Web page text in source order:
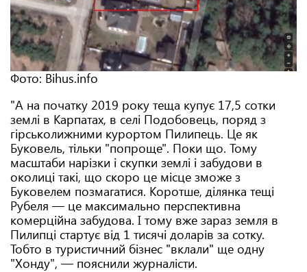
Фото: Bihus.info
"А на початку 2019 року теща купує 17,5 сотки
землі в Карпатах, в селі Подобовець, поряд з
гірськолижними курортом Пилипець. Це як
Буковель, тільки "попроще". Поки що. Тому
масштаби нарізки і скупки землі і забудови в
околиці такі, що скоро це місце зможе з
Буковелем позмагатися. Коротше, ділянка тещі
Рубеля — це максимально перспективна
комерційна забудова. І тому вже зараз земля в
Пилипці стартує від 1 тисячі доларів за сотку.
Тобто в туристичний бізнес "вклали" ще одну
"Хонду", — пояснили журналісти.